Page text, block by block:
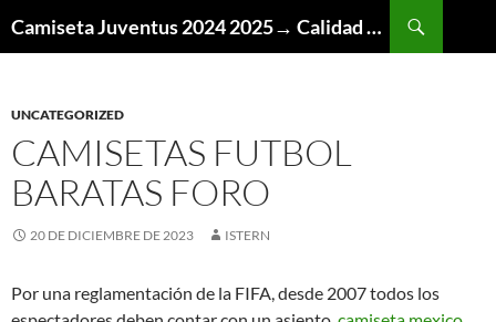
Camiseta Juventus 2024 2025→ Calidad Thai AAA
UNCATEGORIZED
CAMISETAS FUTBOL
BARATAS FORO
20 DE DICIEMBRE DE 2023 ISTERN
Por una reglamentación de la FIFA, desde 2007 todos los